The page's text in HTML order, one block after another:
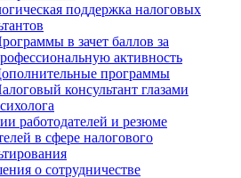
поддержка налоговых
в зачет баллов за
активность
программы
консультант глазами
работодателей и резюме
в сфере налогового
о сотрудничестве